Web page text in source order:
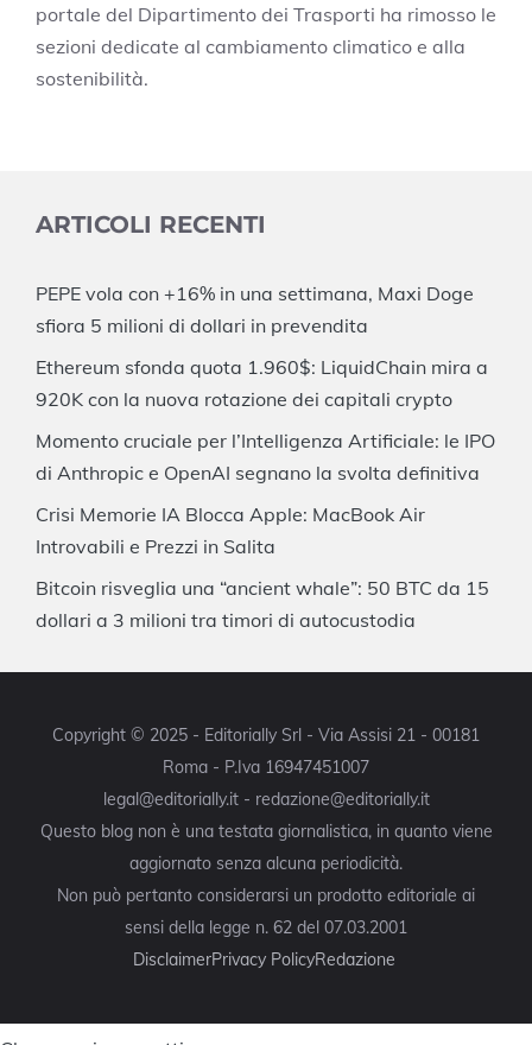
portale del Dipartimento dei Trasporti ha rimosso le
sezioni dedicate al cambiamento climatico e alla
sostenibilità.
ARTICOLI RECENTI
PEPE vola con +16% in una settimana, Maxi Doge
sfiora 5 milioni di dollari in prevendita
Ethereum sfonda quota 1.960$: LiquidChain mira a
920K con la nuova rotazione dei capitali crypto
Momento cruciale per l’Intelligenza Artificiale: le IPO
di Anthropic e OpenAI segnano la svolta definitiva
Crisi Memorie IA Blocca Apple: MacBook Air
Introvabili e Prezzi in Salita
Bitcoin risveglia una “ancient whale”: 50 BTC da 15
dollari a 3 milioni tra timori di autocustodia
Copyright © 2025 - Editorially Srl - Via Assisi 21 - 00181
Roma - P.Iva 16947451007
legal@editorially.it - redazione@editorially.it
Questo blog non è una testata giornalistica, in quanto viene
aggiornato senza alcuna periodicità.
Non può pertanto considerarsi un prodotto editoriale ai
sensi della legge n. 62 del 07.03.2001
DisclaimerPrivacy PolicyRedazione